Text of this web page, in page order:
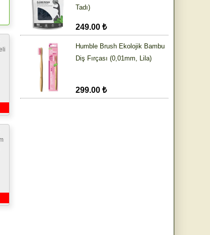
Tadı)
249.00 ₺
Humble Brush Ekolojik Bambu
Diş Fırçası (0,01mm, Lila)
299.00 ₺